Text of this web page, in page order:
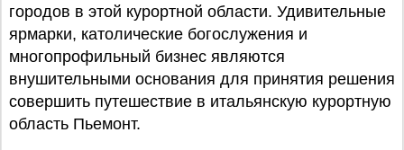
городов в этой курортной области. Удивительные
ярмарки, католические богослужения и
многопрофильный бизнес являются
внушительными основания для принятия решения
совершить путешествие в итальянскую курортную
область Пьемонт.